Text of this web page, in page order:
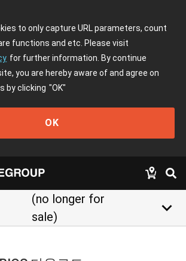
to only capture URL parameters, count
functions and etc. Please visit
for further information. By continue
you are hereby aware of and agree on
by clicking "OK"
OK
(no longer for
sale)
keyboard_arrow_down